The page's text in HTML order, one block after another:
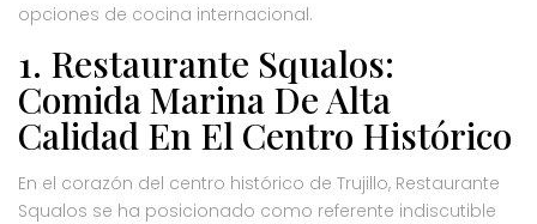
opciones de cocina internacional.
1. Restaurante Squalos:
Comida Marina De Alta
Calidad En El Centro Histórico
En el corazón del centro histórico de Trujillo, Restaurante
Squalos se ha posicionado como referente indiscutible